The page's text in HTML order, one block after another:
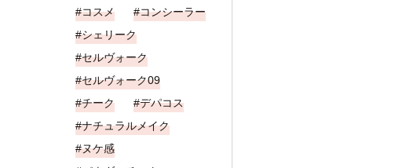
コスメ
コンシーラー
シェリーク
セルヴォーク
セルヴォーク09
チーク
デパコス
ナチュラルメイク
ヌケ感